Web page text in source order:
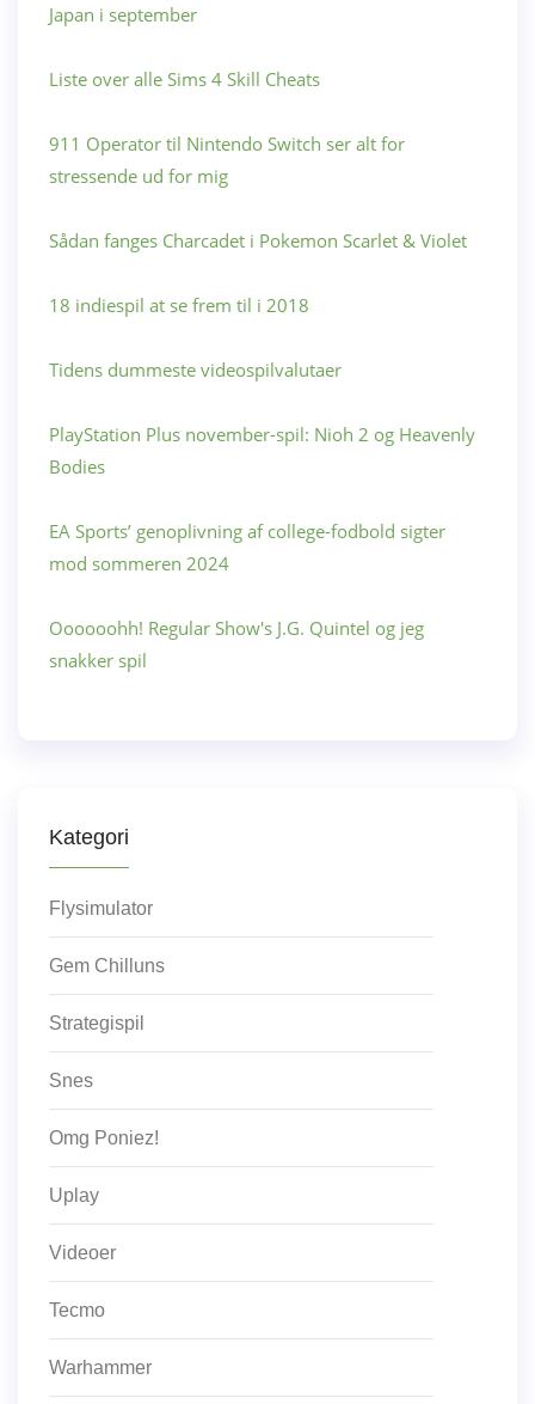
Japan i september
Liste over alle Sims 4 Skill Cheats
911 Operator til Nintendo Switch ser alt for
stressende ud for mig
Sådan fanges Charcadet i Pokemon Scarlet & Violet
18 indiespil at se frem til i 2018
Tidens dummeste videospilvalutaer
PlayStation Plus november-spil: Nioh 2 og Heavenly
Bodies
EA Sports’ genoplivning af college-fodbold sigter
mod sommeren 2024
Oooooohh! Regular Show's J.G. Quintel og jeg
snakker spil
Kategori
Flysimulator
Gem Chilluns
Strategispil
Snes
Omg Poniez!
Uplay
Videoer
Tecmo
Warhammer